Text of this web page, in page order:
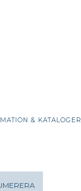
& KATALOGER